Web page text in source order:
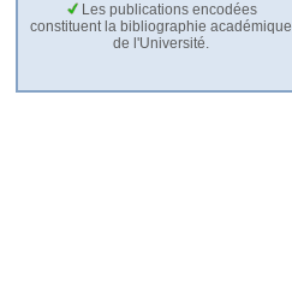
Les publications encodées
constituent la bibliographie académique
de l'Université.